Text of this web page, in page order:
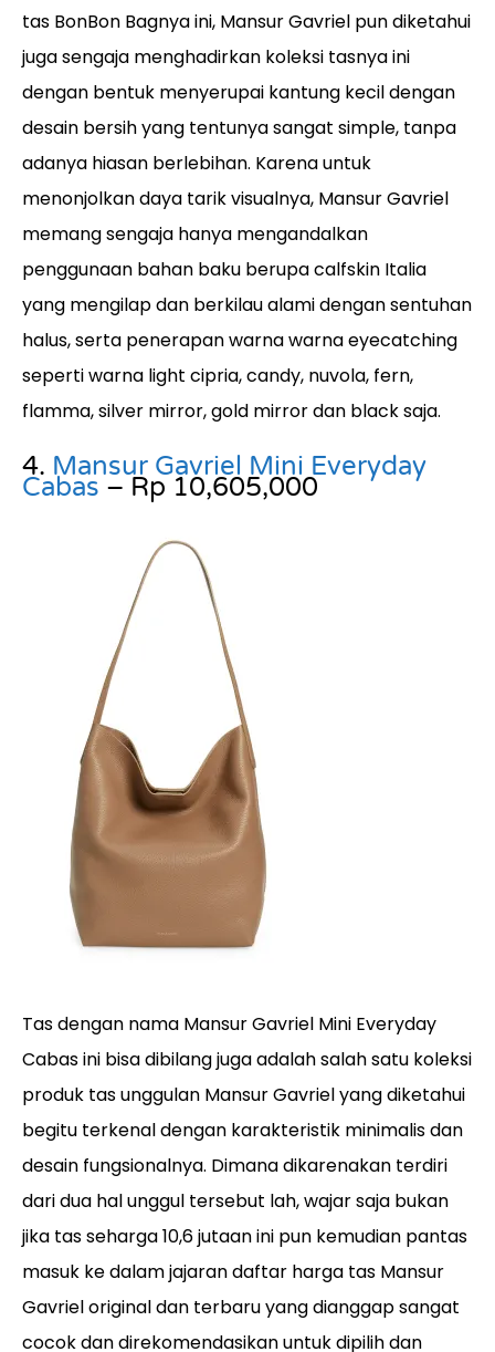
tas BonBon Bagnya ini, Mansur Gavriel pun diketahui
juga sengaja menghadirkan koleksi tasnya ini
dengan bentuk menyerupai kantung kecil dengan
desain bersih yang tentunya sangat simple, tanpa
adanya hiasan berlebihan. Karena untuk
menonjolkan daya tarik visualnya, Mansur Gavriel
memang sengaja hanya mengandalkan
penggunaan bahan baku berupa calfskin Italia
yang mengilap dan berkilau alami dengan sentuhan
halus, serta penerapan warna warna eyecatching
seperti warna light cipria, candy, nuvola, fern,
flamma, silver mirror, gold mirror dan black saja.
4. Mansur Gavriel Mini Everyday
Cabas – Rp 10,605,000
Tas dengan nama Mansur Gavriel Mini Everyday
Cabas ini bisa dibilang juga adalah salah satu koleksi
produk tas unggulan Mansur Gavriel yang diketahui
begitu terkenal dengan karakteristik minimalis dan
desain fungsionalnya. Dimana dikarenakan terdiri
dari dua hal unggul tersebut lah, wajar saja bukan
jika tas seharga 10,6 jutaan ini pun kemudian pantas
masuk ke dalam jajaran daftar harga tas Mansur
Gavriel original dan terbaru yang dianggap sangat
cocok dan direkomendasikan untuk dipilih dan